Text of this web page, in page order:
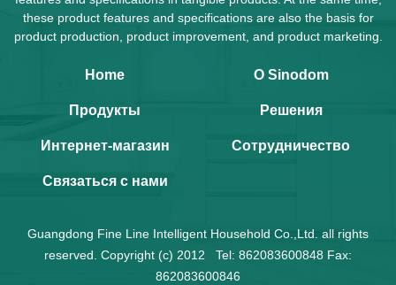
these product features and specifications are also the basis for
product production, product improvement, and product marketing.
Home О Sinodom
Продукты Решения
Интернет-магазин Сотрудничество
Связаться с нами
Guangdong Fine Line Intelligent Household Co.,Ltd. all rights
reserved. Copyright (c) 2012 Tel: 862083600848 Fax:
862083600846